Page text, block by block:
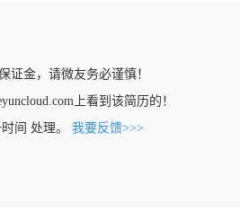
证金，请微友务必谨慎！
上看到该简历的！
间 处理。 我要反馈>>>